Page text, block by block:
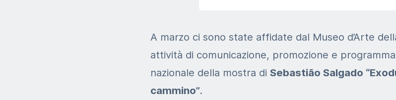
A marzo ci sono state affidate dal Museo d’Arte
attività di comunicazione, promozione e
nazionale della mostra di Sebastião Salgado
cammino”.